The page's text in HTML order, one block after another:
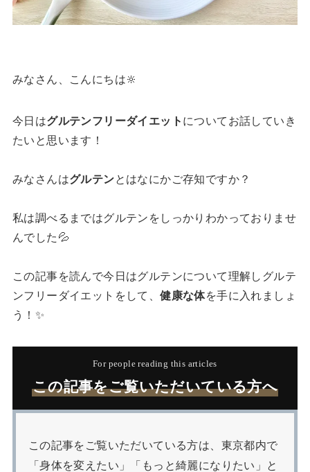
みなさん、こんにちは‪🔆‬
今日はグルテンフリーダイエットについてお話していき
たいと思います！
みなさんはグルテンとはなにかご存知ですか？
私は調べるまではグルテンをしっかりわかっておりませ
んでした💦
この記事を読んで今日はグルテンについて理解しグルテ
ンフリーダイエットをして、健康な体を手に入れましょ
う！✨
For people reading this articles
この記事をご覧いただいている方へ
この記事をご覧いただいている方は、東京都内で
「身体を変えたい」「もっと綺麗になりたい」と